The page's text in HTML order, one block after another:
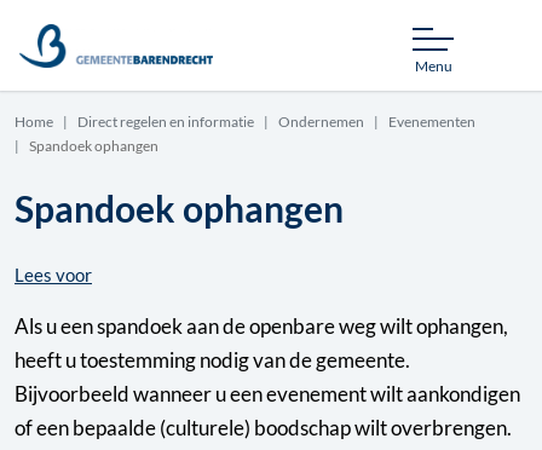
Menu
Home Direct regelen en informatie Ondernemen
Evenementen
Spandoek ophangen
Spandoek ophangen
Lees voor
Als u een spandoek aan de openbare weg wilt ophangen,
heeft u toestemming nodig van de gemeente.
Bijvoorbeeld wanneer u een evenement wilt aankondigen
of een bepaalde (culturele) boodschap wilt overbrengen.